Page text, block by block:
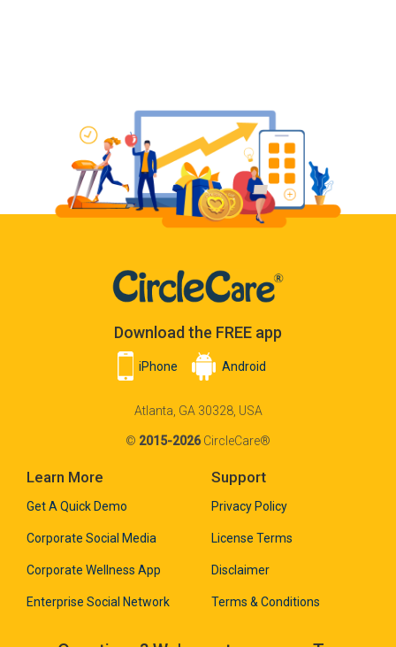
Download the FREE app
iPhone Android
Atlanta, GA 30328, USA
© 2015-2026CircleCare®
Learn More
Get A Quick Demo
Corporate Social Media
Corporate Wellness App
Enterprise Social Network
Support
Privacy Policy
License Terms
Disclaimer
Terms & Conditions